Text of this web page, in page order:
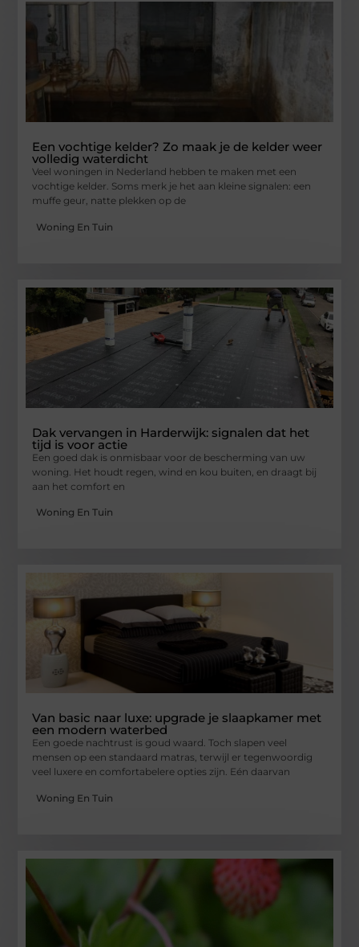
Een vochtige kelder? Zo maak je de kelder weer
volledig waterdicht
Veel woningen in Nederland hebben te maken met een
vochtige kelder. Soms merk je het aan kleine signalen: een
muffe geur, natte plekken op de
Woning En Tuin
Dak vervangen in Harderwijk: signalen dat het
tijd is voor actie
Een goed dak is onmisbaar voor de bescherming van uw
woning. Het houdt regen, wind en kou buiten, en draagt bij
aan het comfort en
Woning En Tuin
Van basic naar luxe: upgrade je slaapkamer met
een modern waterbed
Een goede nachtrust is goud waard. Toch slapen veel
mensen op een standaard matras, terwijl er tegenwoordig
veel luxere en comfortabelere opties zijn. Eén daarvan
Woning En Tuin